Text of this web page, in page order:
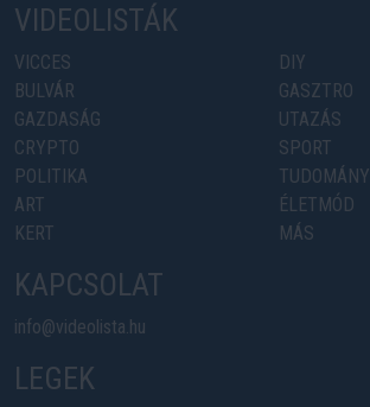
VIDEOLISTÁK
VICCES
BULVÁR
GAZDASÁG
CRYPTO
POLITIKA
ART
KERT
DIY
GASZTRO
UTAZÁS
SPORT
TUDOMÁNY
ÉLETMÓD
MÁS
KAPCSOLAT
info@videolista.hu
LEGEK